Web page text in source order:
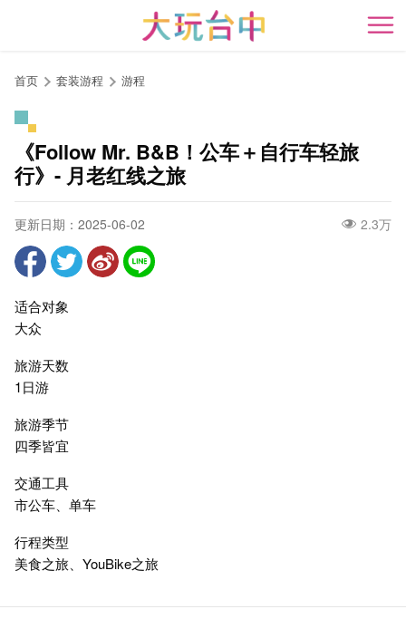
开
首页 套装游程 游程
《Follow Mr. B&B！公车＋自行车轻旅
行》- 月老红线之旅
更新日期：2025-06-02 2.3万
适合对象
大众
旅游天数
1日游
旅游季节
四季皆宜
交通工具
市公车、单车
行程类型
美食之旅、YouBike之旅